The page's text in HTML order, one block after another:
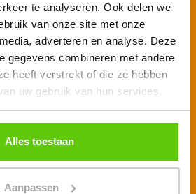
te analyseren. Ook delen we
van onze site met onze
adverteren en analyse. Deze
gegevens combineren met andere
heeft verstrekt of die ze hebben
uw gebruik van hun services.
Alles toestaan
Aanpassen
nieuwsbrief
Inschrijven